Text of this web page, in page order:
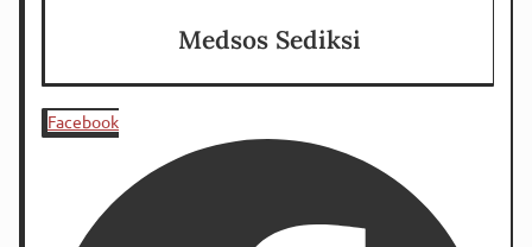
Medsos Sediksi
Facebook